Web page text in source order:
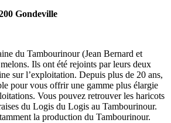
Gondeville
du Tambourinour (Jean Bernard et
Ils ont été rejoints par leurs deux
sur l’exploitation. Depuis plus de 20 ans,
pour vous offrir une gamme plus élargie
Vous pouvez retrouver les haricots
du Logis du Logis au Tambourinour.
la production du Tambourinour.